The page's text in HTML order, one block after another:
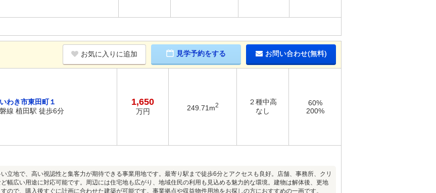
お気に入りに追加 見学予約をする お問い合わせ(無料)
わき市東田町１
磐線 植田駅 徒歩6分
1,650
万円 249.71m2
２種中高
なし
60%
200%
立地で、高い視認性と集客力が期待できる事業用地です。最寄り駅まで徒歩6分とアクセスも良好。店舗、事務所、クリ
幅広い用途に対応可能です。周辺には住宅地も広がり、地域住民の利用も見込める魅力的な環境。建物は解体後、更地
ので、購入後すぐに計画に合わせた建築が可能です。事業拠点や収益物件用地をお探しの方におすすめの一画です。